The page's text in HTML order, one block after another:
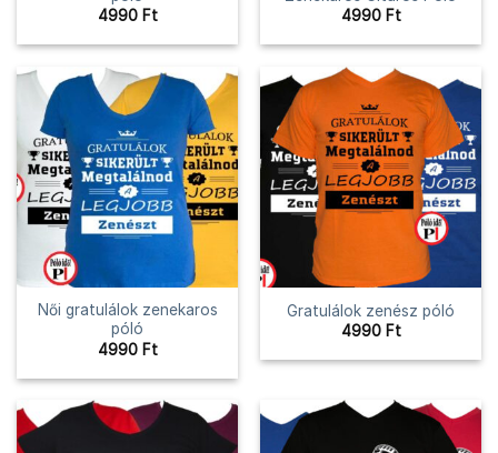
4990 Ft
4990 Ft
Női gratulálok zenekaros
póló
4990 Ft
Gratulálok zenész póló
4990 Ft